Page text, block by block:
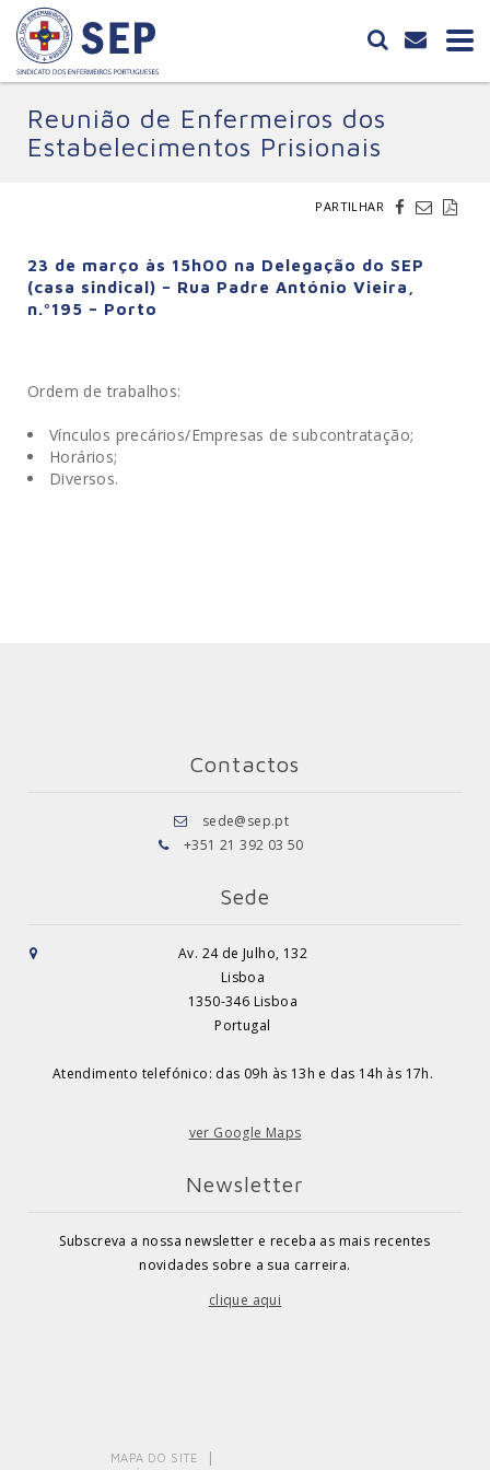
Reunião de Enfermeiros dos
Estabelecimentos Prisionais
PARTILHAR
23 de março às 15h00 na Delegação do SEP
(casa sindical) – Rua Padre António Vieira,
n.º195 – Porto
Ordem de trabalhos:
Vínculos precários/Empresas de subcontratação;
Horários;
Diversos.
Contactos
sede@sep.pt
+351 21 392 03 50
Sede
Av. 24 de Julho, 132
Lisboa
1350-346 Lisboa
Portugal
Atendimento telefónico: das 09h às 13h e das 14h às 17h.
ver Google Maps
Newsletter
Subscreva a nossa newsletter e receba as mais recentes
novidades sobre a sua carreira.
clique aqui
MAPA DO SITE